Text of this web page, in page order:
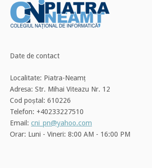
Date de contact
Localitate: Piatra-Neamț
Adresa: Str. Mihai Viteazu Nr. 12
Cod poștal: 610226
Telefon: +40233227510
Email: cni_pn@yahoo.com
Orar: Luni - Vineri: 8:00 AM - 16:00 PM